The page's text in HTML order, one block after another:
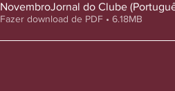
NovembroJornal do Clube
Fazer download de PDF • 6.18MB